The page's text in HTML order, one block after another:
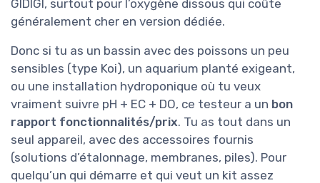
GIDIGI, surtout pour l’oxygène dissous qui coûte
généralement cher en version dédiée.
Donc si tu as un bassin avec des poissons un peu
sensibles (type Koi), un aquarium planté exigeant,
ou une installation hydroponique où tu veux
vraiment suivre pH + EC + DO, ce testeur a un bon
rapport fonctionnalités/prix. Tu as tout dans un
seul appareil, avec des accessoires fournis
(solutions d’étalonnage, membranes, piles). Pour
quelqu’un qui démarre et qui veut un kit assez